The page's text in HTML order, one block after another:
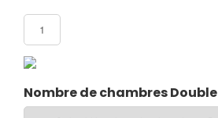
Nombre de chambres Double